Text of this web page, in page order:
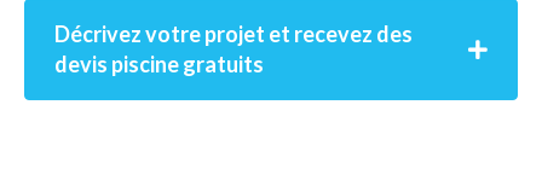
Décrivez votre projet et recevez des
devis piscine gratuits